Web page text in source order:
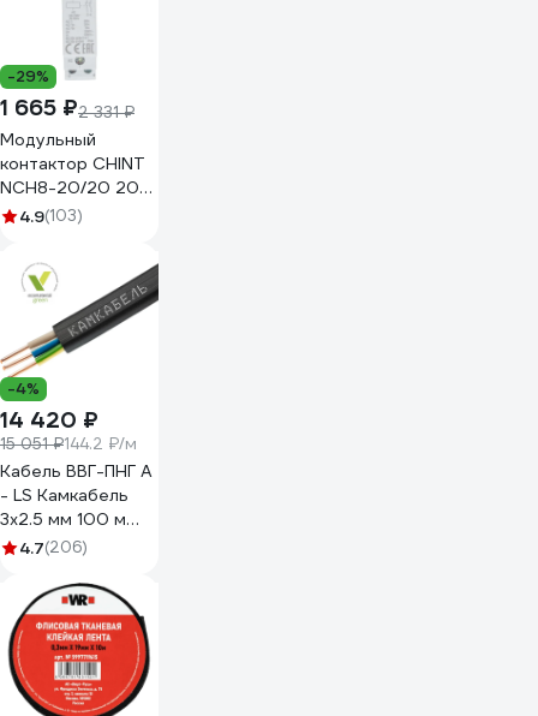
-29%
1 665 ₽2 331 ₽
Модульный
контактор CHINT
NCH8-20/20 20A
2НО AC 220/230В
4.9(103)
-4%
14 420 ₽
15 051 ₽144.2 ₽/м
Кабель ВВГ-ПНГ А
- LS Камкабель
3x2.5 мм 100 м
ГОСТ
4.7(206)